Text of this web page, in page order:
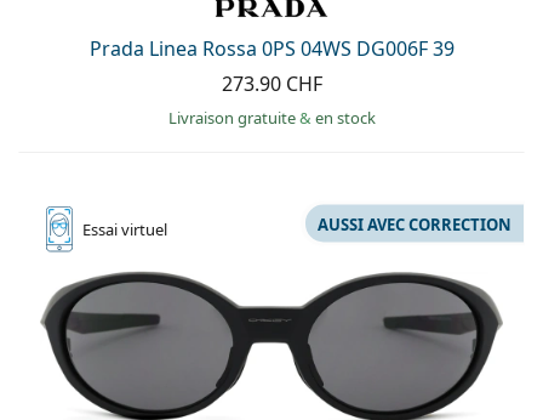
PersolPrada Linea Rossa 0PS 04WS DG006F 39
273.90 CHF
Livraison gratuite& en stock
Essaivirtuel AUSSI AVEC CORRECTION